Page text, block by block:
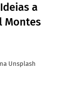
a
Montes
Unsplash